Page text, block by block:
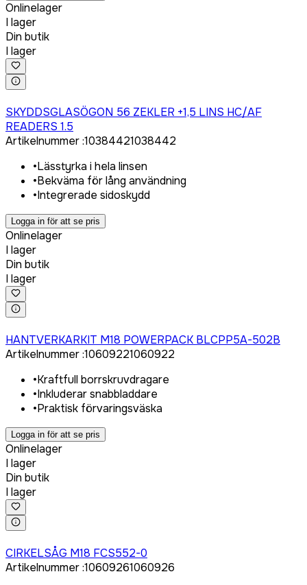
Onlinelager
I lager
Din butik
I lager
SKYDDSGLASÖGON 56 ZEKLER +1,5 LINS HC/AF
READERS 1.5
Artikelnummer:10384421038442
•Lässtyrka i hela linsen
•Bekväma för lång användning
•Integrerade sidoskydd
Logga in för att se pris
Onlinelager
I lager
Din butik
I lager
HANTVERKARKIT M18 POWERPACK BLCPP5A-502B
Artikelnummer:10609221060922
•Kraftfull borrskruvdragare
•Inkluderar snabbladdare
•Praktisk förvaringsväska
Logga in för att se pris
Onlinelager
I lager
Din butik
I lager
CIRKELSÅG M18 FCS552-0
Artikelnummer:10609261060926